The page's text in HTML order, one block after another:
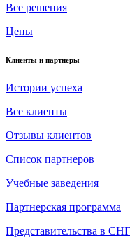
Все решения
Цены
Клиенты и партнеры
Истории успеха
Все клиенты
Отзывы клиентов
Список партнеров
Учебные заведения
Партнерская программа
Представительства в СНГ